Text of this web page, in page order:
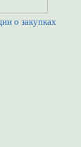
о закупках